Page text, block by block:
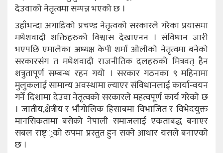
देउवाको नेतृत्वमा सम्पन्न भएको छ ।
उहाँभन्दा अगाडिको प्रचण्ड नेतृत्वको सरकारले गरेका प्रयासमा
मधेशवादी शक्तिहरुको विश्वास देखाएनन । संविधान जारी
भएपछि एमालेका अध्यक्ष केपी शर्मा ओलीको नेतृत्वमा बनेको
सरकारसंग त मधेशवादी राजनीतिक दलहरुको मित्रवत् हैन
शत्रुतापूर्ण सम्बन्ध रहन गयो । सरकार गठनका ९ महिनामा
मुलुकलाई सामान्य अवस्थामा ल्याएर संविधानलाई कार्यान्वयन
गर्ने दिशामा देउवा नेतृत्वको सरकारले महत्वपूर्ण कार्य गरेको छ
। जातीय,क्षेत्रीय र भौैगोलिक हिसाबमा विभाजित र विभेदयुक्त
मानसिकतामा बसेको नेपाली समाजलाई एकताबद्ध बनाएर
सबल राष्ट््रको रुपमा प्रस्तुत हुन सक्ने आधार यसले बनाएको
छ ।